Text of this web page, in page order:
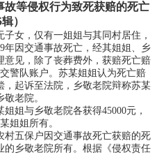
故等侵权行为致死获赔的死亡
）
女，仅有一姐姐与其同村居住，
年因交通事故死亡，经其姐姐、乡
意见，除了丧葬费外，获赔死亡赔
警队账户。苏某姐姐认为死亡赔
，起诉至法院，乡敬老院辩称苏某
老院。
与乡敬老院各获得45000元，
姐姐所有。
五保户因交通事故死亡获赔的死
的乡敬老院所有。根据《侵权责任